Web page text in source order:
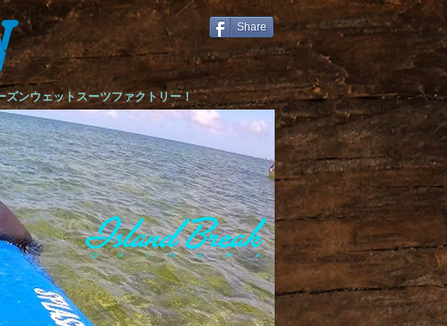
ズンウェットスーツファクトリー！
Share